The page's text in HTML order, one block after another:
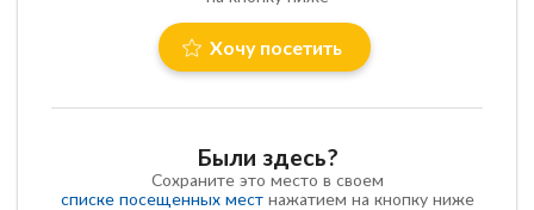
Хочу посетить
Были здесь?
Сохраните это место в своем
списке посещенных местнажатием на кнопку ниже